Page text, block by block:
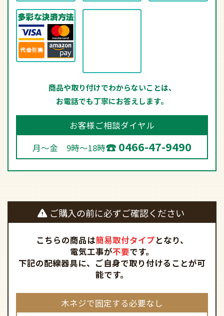
商品や取り付けでわからないことは、
お電話でも丁寧にお答えします。
お客様ご相談ダイヤル
月～金 9時～18時
0466-47-9490
ご購入の前に必ずご確認ください
電気工事が不要です。
下記の配線器具に、ご自身で取り付けることが可
能です。
木ネジで固定する必要なし